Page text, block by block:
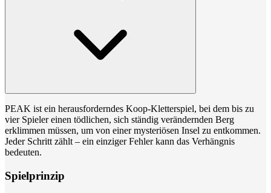
PEAK ist ein herausforderndes Koop-Kletterspiel, bei dem bis zu
vier Spieler einen tödlichen, sich ständig verändernden Berg
erklimmen müssen, um von einer mysteriösen Insel zu entkommen.
Jeder Schritt zählt – ein einziger Fehler kann das Verhängnis
bedeuten.
Spielprinzip